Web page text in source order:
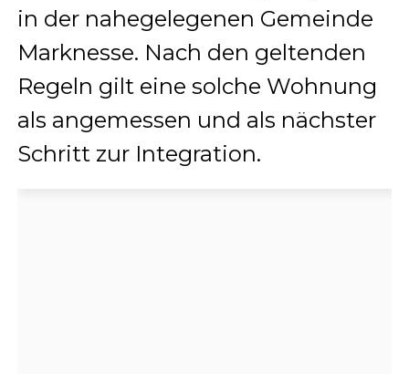
in der nahegelegenen Gemeinde
Marknesse. Nach den geltenden
Regeln gilt eine solche Wohnung
als angemessen und als nächster
Schritt zur Integration.